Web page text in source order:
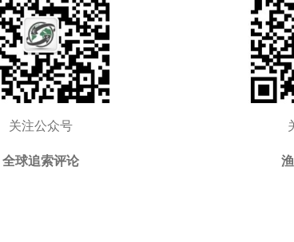
关注公众号
全球追索评论